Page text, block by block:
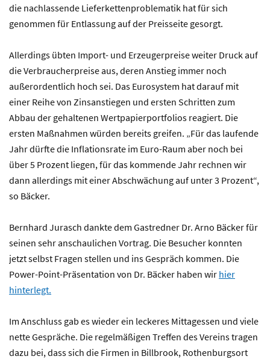
die nachlassende Lieferkettenproblematik hat für sich
genommen für Entlassung auf der Preisseite gesorgt.
Allerdings übten Import- und Erzeugerpreise weiter Druck auf
die Verbraucherpreise aus, deren Anstieg immer noch
außerordentlich hoch sei. Das Eurosystem hat darauf mit
einer Reihe von Zinsanstiegen und ersten Schritten zum
Abbau der gehaltenen Wertpapierportfolios reagiert. Die
ersten Maßnahmen würden bereits greifen. „Für das laufende
Jahr dürfte die Inflationsrate im Euro-Raum aber noch bei
über 5 Prozent liegen, für das kommende Jahr rechnen wir
dann allerdings mit einer Abschwächung auf unter 3 Prozent“,
so Bäcker.
Bernhard Jurasch dankte dem Gastredner Dr. Arno Bäcker für
seinen sehr anschaulichen Vortrag. Die Besucher konnten
jetzt selbst Fragen stellen und ins Gespräch kommen. Die
Power-Point-Präsentation von Dr. Bäcker haben wir hier
hinterlegt.
Im Anschluss gab es wieder ein leckeres Mittagessen und viele
nette Gespräche. Die regelmäßigen Treffen des Vereins tragen
dazu bei, dass sich die Firmen in Billbrook, Rothenburgsort